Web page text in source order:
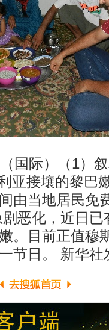
国际）（1）
亚接壤的黎巴
由当地居民免
恶化，近日
。目前正值穆
节日。 新华社